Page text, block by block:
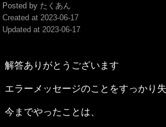
Posted by たくあん
Created at 2023-06-17
Updated at 2023-06-17
解答ありがとうございます
エラーメッセージのことをすっかり
今までやったことは、